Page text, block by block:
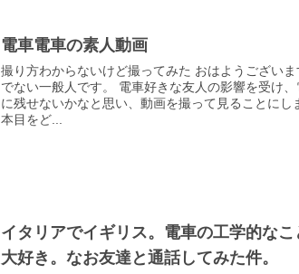
電車電車の素人動画
撮り方わからないけど撮ってみた おはようございます！ 撮り鉄乗り鉄
でない一般人です。 電車好きな友人の影響を受け、電車のナニカを形
に残せないかなと思い、動画を撮って見ることにしました。
本目をど...
イタリアでイギリス。電車の工学的なこ
大好き。なお友達と通話してみた件。